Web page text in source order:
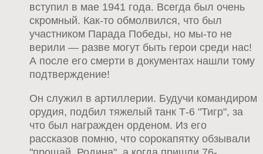
вступил в мае 1941 года. Всегда был очень
скромный. Как-то обмолвился, что был
участником Парада Победы, но мы-то не
верили — разве могут быть герои среди нас!
А после его смерти в документах на­шли тому
подтверждение!
Он служил в артиллерии. Будучи командиром
орудия, подбил тяжелый танк Т-6 "Тигр", за
что был награжден орденом. Из его
рассказов помню, что сорокапятку обзывали